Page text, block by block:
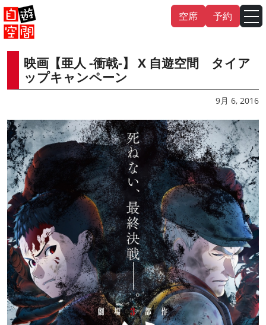
Skip
to
content
空席 予約
映画【亜人 -衝戟-】 X 自遊空間 タイア
ップキャンペーン
9月 6, 2016
English 中文（繁 ） 中文（简 体 ）
日本語